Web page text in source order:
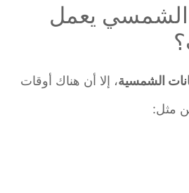
يعمل
الشمسية، إلا أن هناك أوقات